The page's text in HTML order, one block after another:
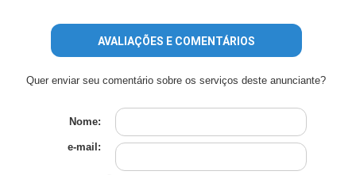
AVALIAÇÕES E COMENTÁRIOS
Quer enviar seu comentário sobre os serviços deste anunciante?
Nome:
e-mail: